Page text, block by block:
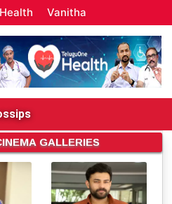
Health Vanitha
GALLERIES